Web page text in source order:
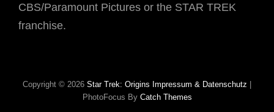
CBS/Paramount Pictures or the STAR TREK
franchise.
Copyright © 2026 Star Trek: Origins Impressum & Datenschutz
PhotoFocus By Catch Themes